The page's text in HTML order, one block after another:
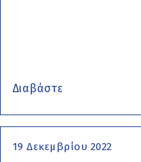
Διαβάστε
19 Δεκεμβρίου 2022